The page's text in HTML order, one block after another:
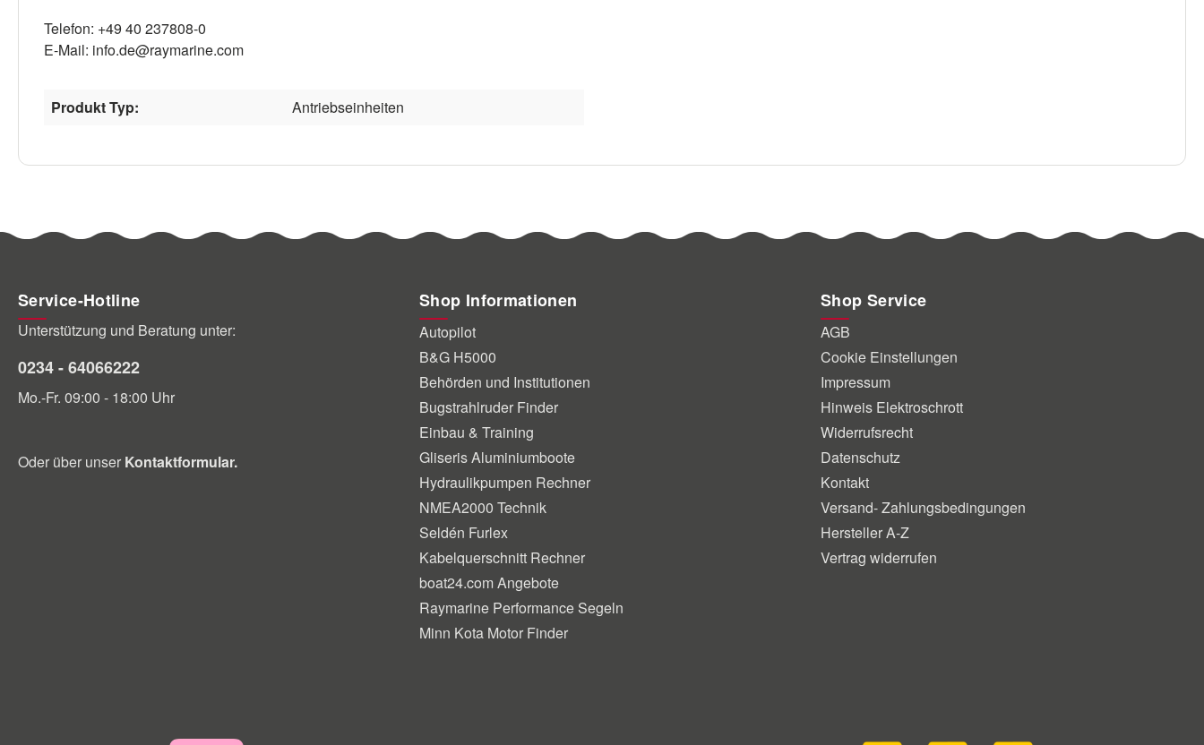
Telefon: +49 40 237808-0
E-Mail: info.de@raymarine.com
Produkt Typ: Antriebseinheiten
Service-Hotline
Unterstützung und Beratung unter:
0234 - 64066222
Mo.-Fr. 09:00 - 18:00 Uhr
Oder über unser Kontaktformular.
Shop Informationen
Autopilot
B&G H5000
Behörden und Institutionen
Bugstrahlruder Finder
Einbau & Training
Gliseris Aluminiumboote
Hydraulikpumpen Rechner
NMEA2000 Technik
Seldén Furlex
Kabelquerschnitt Rechner
boat24.com Angebote
Raymarine Performance Segeln
Minn Kota Motor Finder
Shop Service
AGB
Cookie Einstellungen
Impressum
Hinweis Elektroschrott
Widerrufsrecht
Datenschutz
Kontakt
Versand- Zahlungsbedingungen
Hersteller A-Z
Vertrag widerrufen